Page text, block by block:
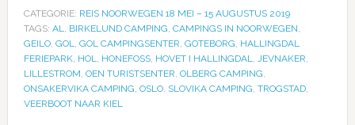
CATEGORIE: REIS NOORWEGEN 18 MEI – 15 AUGUSTUS 2019
TAGS: AL, BIRKELUND CAMPING, CAMPINGS IN NOORWEGEN,
GEILO, GOL, GOL CAMPINGSENTER, GOTEBORG, HALLINGDAL
FERIEPARK, HOL, HONEFOSS, HOVET I HALLINGDAL, JEVNAKER,
LILLESTROM, OEN TURISTSENTER, OLBERG CAMPING,
ONSAKERVIKA CAMPING, OSLO, SLOVIKA CAMPING, TROGSTAD,
VEERBOOT NAAR KIEL